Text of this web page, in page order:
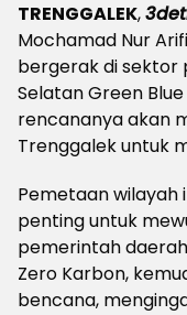
TRENGGALEK,
Mochamad Nur
bergerak di sektor
Selatan Green
rencananya akan
Trenggalek untuk
Pemetaan wilayah
penting untuk
pemerintah
Zero Karbon,
bencana,